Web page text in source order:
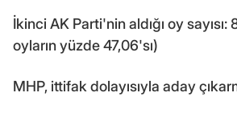
İkinci AK Parti'nin aldığı oy
oyların yüzde 47,06'sı)
MHP, ittifak dolayısıyla aday